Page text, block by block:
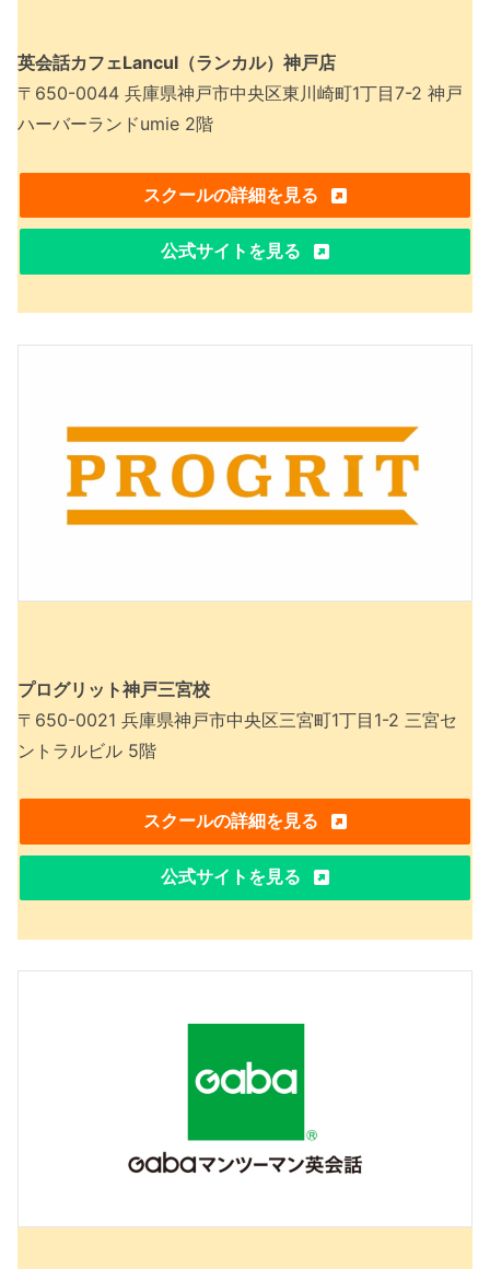
英会話カフェLancul（ランカル）神戸店
〒650-0044 兵庫県神戸市中央区東川崎町1丁目7-2 神戸
ハーバーランドumie 2階
スクールの詳細を見る
公式サイトを見る
プログリット神戸三宮校
〒650-0021 兵庫県神戸市中央区三宮町1丁目1-2 三宮セ
ントラルビル 5階
スクールの詳細を見る
公式サイトを見る